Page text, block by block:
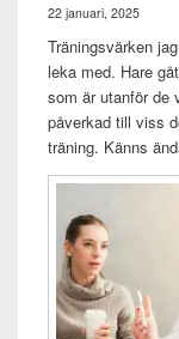
22 januari, 2025
Träningsvärken
leka med. Hare
som är utanför de
påverkad till viss
träning. Känns